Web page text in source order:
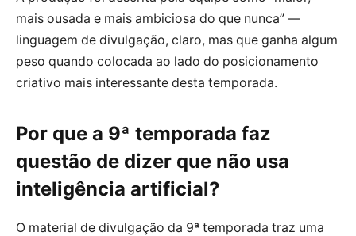
mais ousada e mais ambiciosa do que nunca” —
linguagem de divulgação, claro, mas que ganha algum
peso quando colocada ao lado do posicionamento
criativo mais interessante desta temporada.
Por que a 9ª temporada faz
questão de dizer que não usa
inteligência artificial?
O material de divulgação da 9ª temporada traz uma